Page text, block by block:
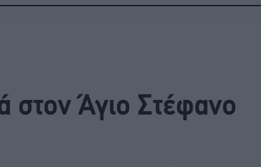
στον Άγιο Στέφανο